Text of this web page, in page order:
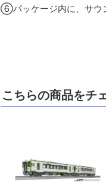
⑥パッケージ内に、サウ
こちらの商品をチ